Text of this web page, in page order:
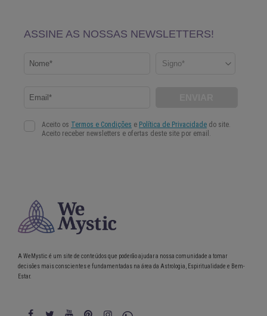
A WeMystic é um site de conteúdos que poderão ajudar a nossa comunidade a tomar
decisões mais conscientes e fundamentadas na área da Astrologia, Espiritualidade e Bem-
Estar.